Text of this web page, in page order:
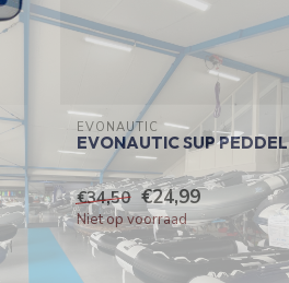
EVONAUTIC
EVONAUTIC SUP PEDDEL
€34,50 €24,99
Niet op voorraad